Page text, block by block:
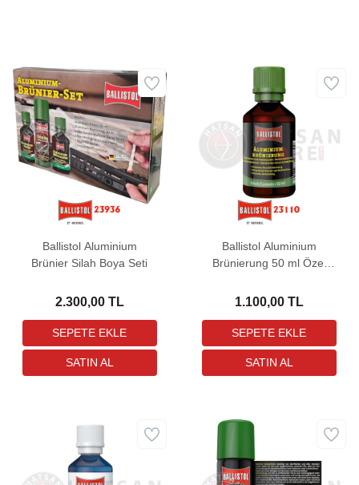
Ballistol Aluminium
Brünier Silah Boya Seti
2.300,00 TL
Ballistol Aluminium
Brünierung 50 ml Özel
1.100,00 TL